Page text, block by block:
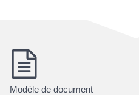
Modèle de document